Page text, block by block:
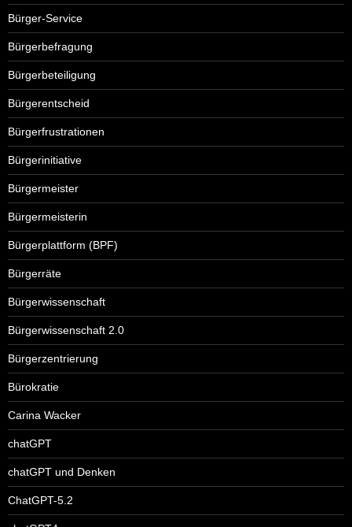
Bürger-Service
Bürgerbefragung
Bürgerbeteiligung
Bürgerentscheid
Bürgerfrustrationen
Bürgerinitiative
Bürgermeister
Bürgermeisterin
Bürgerplattform (BPF)
Bürgerräte
Bürgerwissenschaft
Bürgerwissenschaft 2.0
Bürgerzentrierung
Bürokratie
Carina Wacker
chatGPT
chatGPT und Denken
ChatGPT-5.2